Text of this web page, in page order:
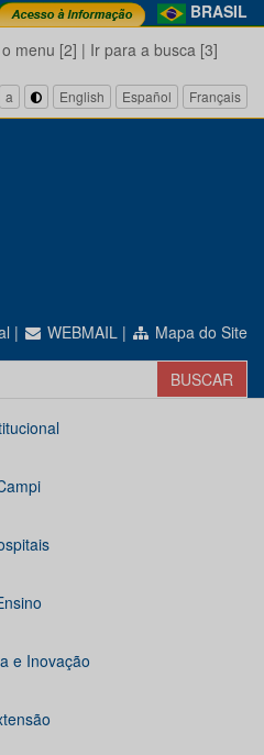
BRASIL
menu [2] | Ir para a busca [3]
a English Español Français
| WEBMAIL | Mapa do Site
e Inovação